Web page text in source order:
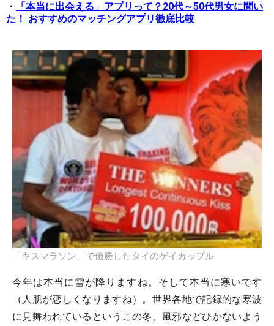
・
「本当に出会える」アプリって？20代～50代男女に聞い
た！ おすすめのマッチングアプリ徹底比較
「キスマラソン」で優勝したタイのゲイカップル
今年は本当に雪が降りますね。そして本当に寒いです
（人肌が恋しくなりますね）。世界各地で記録的な寒波
に見舞われているというこの冬、風邪などひかないよう